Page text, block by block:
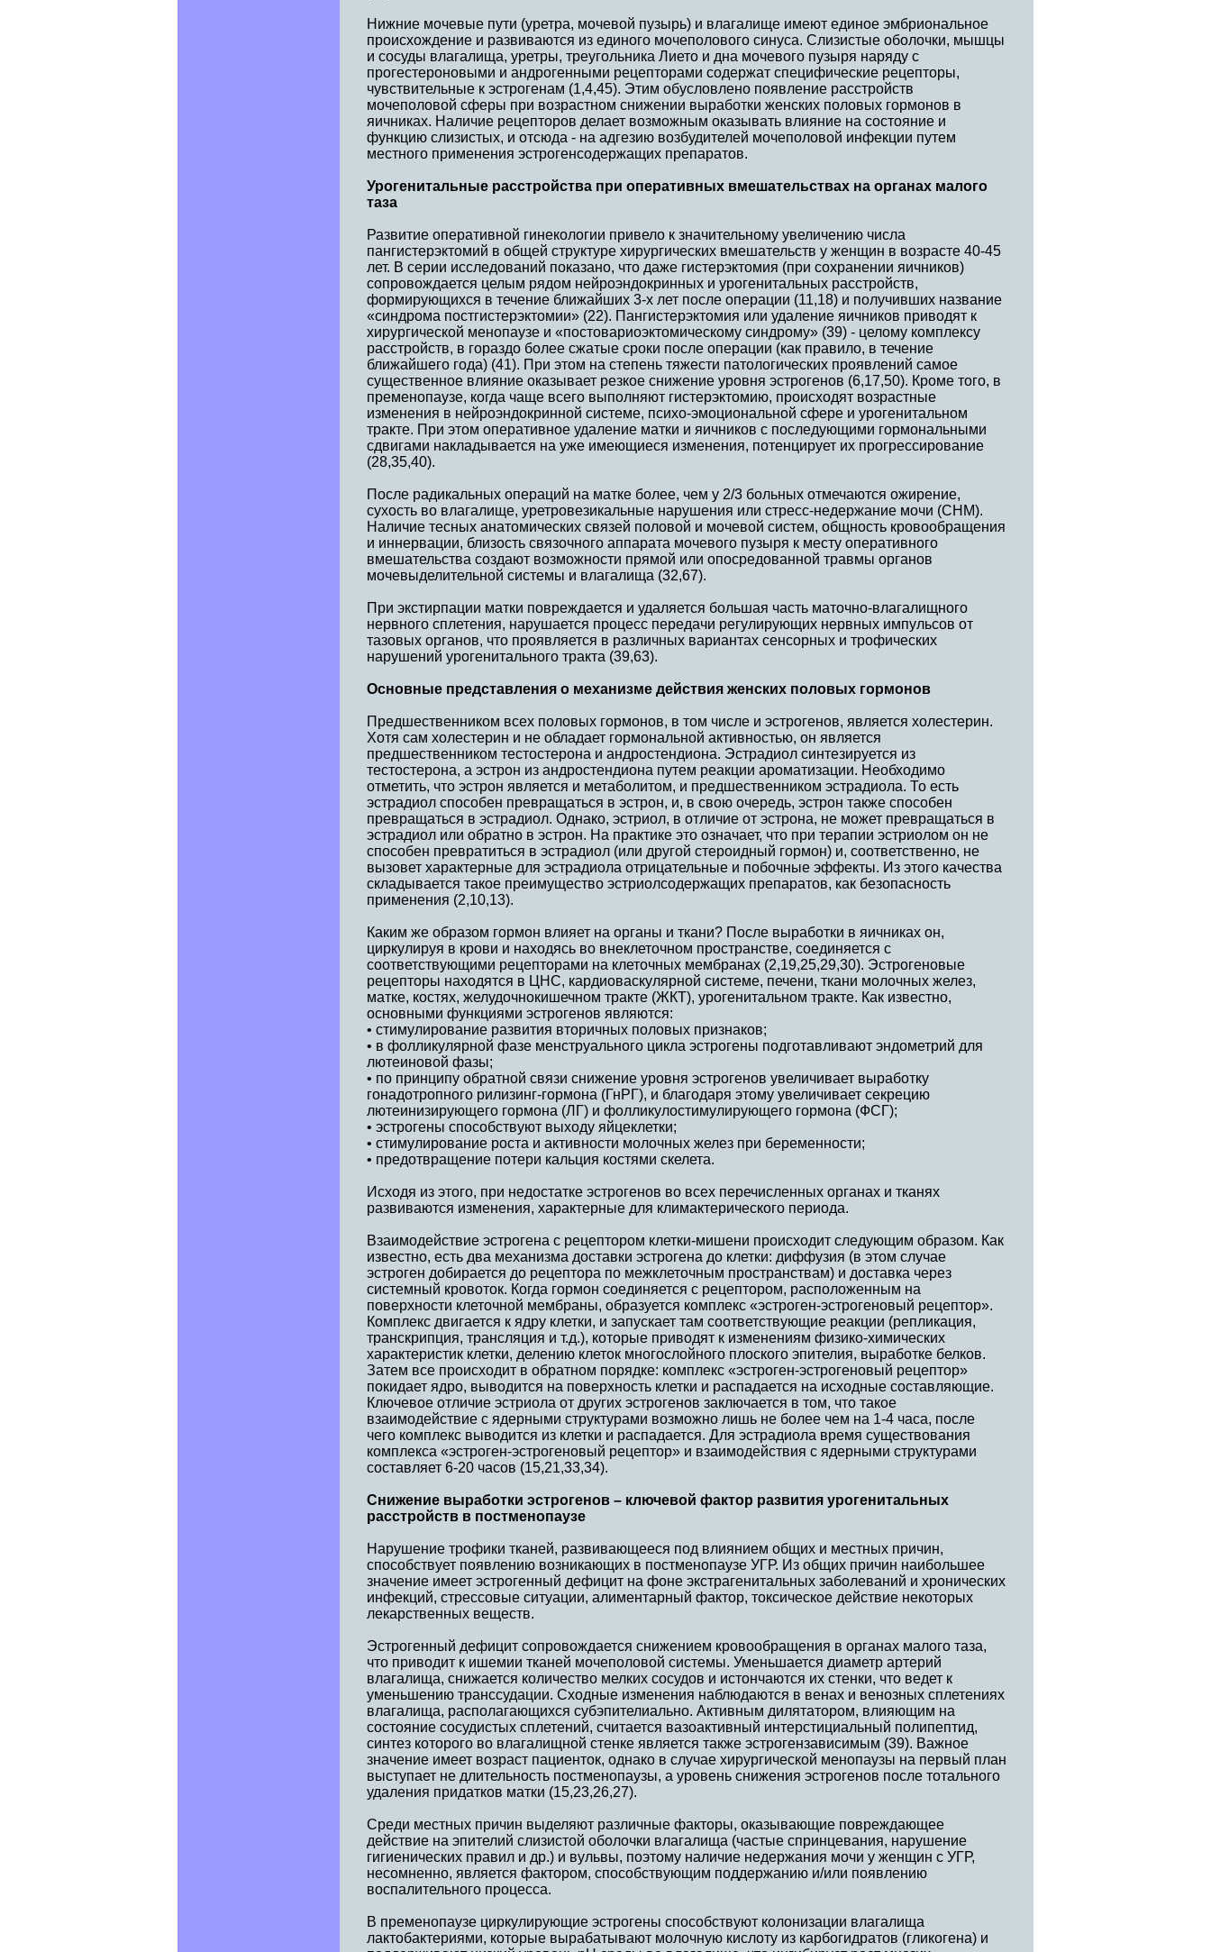
Нижние мочевые пути (уретра, мочевой пузырь) и влагалище имеют единое эмбриональное
происхождение и развиваются из единого мочеполового синуса. Слизистые оболочки, мышцы
и сосуды влагалища, уретры, треугольника Лието и дна мочевого пузыря наряду с
прогестероновыми и андрогенными рецепторами содержат специфические рецепторы,
чувствительные к эстрогенам (1,4,45). Этим обусловлено появление расстройств
мочеполовой сферы при возрастном снижении выработки женских половых гормонов в
яичниках. Наличие рецепторов делает возможным оказывать влияние на состояние и
функцию слизистых, и отсюда - на адгезию возбудителей мочеполовой инфекции путем
местного применения эстрогенсодержащих препаратов.
Урогенитальные расстройства при оперативных вмешательствах на органах малого
таза
Развитие оперативной гинекологии привело к значительному увеличению числа
пангистерэктомий в общей структуре хирургических вмешательств у женщин в возрасте 40-45
лет. В серии исследований показано, что даже гистерэктомия (при сохранении яичников)
сопровождается целым рядом нейроэндокринных и урогенитальных расстройств,
формирующихся в течение ближайших 3-х лет после операции (11,18) и получивших название
«синдрома постгистерэктомии» (22). Пангистерэктомия или удаление яичников приводят к
хирургической менопаузе и «постовариоэктомическому синдрому» (39) - целому комплексу
расстройств, в гораздо более сжатые сроки после операции (как правило, в течение
ближайшего года) (41). При этом на степень тяжести патологических проявлений самое
существенное влияние оказывает резкое снижение уровня эстрогенов (6,17,50). Кроме того, в
пременопаузе, когда чаще всего выполняют гистерэктомию, происходят возрастные
изменения в нейроэндокринной системе, психо-эмоциональной сфере и урогенитальном
тракте. При этом оперативное удаление матки и яичников с последующими гормональными
сдвигами накладывается на уже имеющиеся изменения, потенцирует их прогрессирование
(28,35,40).
После радикальных операций на матке более, чем у 2/3 больных отмечаются ожирение,
сухость во влагалище, уретровезикальные нарушения или стресс-недержание мочи (СНМ).
Наличие тесных анатомических связей половой и мочевой систем, общность кровообращения
и иннервации, близость связочного аппарата мочевого пузыря к месту оперативного
вмешательства создают возможности прямой или опосредованной травмы органов
мочевыделительной системы и влагалища (32,67).
При экстирпации матки повреждается и удаляется большая часть маточно-влагалищного
нервного сплетения, нарушается процесс передачи регулирующих нервных импульсов от
тазовых органов, что проявляется в различных вариантах сенсорных и трофических
нарушений урогенитального тракта (39,63).
Основные представления о механизме действия женских половых гормонов
Предшественником всех половых гормонов, в том числе и эстрогенов, является холестерин.
Хотя сам холестерин и не обладает гормональной активностью, он является
предшественником тестостерона и андростендиона. Эстрадиол синтезируется из
тестостерона, а эстрон из андростендиона путем реакции ароматизации. Необходимо
отметить, что эстрон является и метаболитом, и предшественником эстрадиола. То есть
эстрадиол способен превращаться в эстрон, и, в свою очередь, эстрон также способен
превращаться в эстрадиол. Однако, эстриол, в отличие от эстрона, не может превращаться в
эстрадиол или обратно в эстрон. На практике это означает, что при терапии эстриолом он не
способен превратиться в эстрадиол (или другой стероидный гормон) и, соответственно, не
вызовет характерные для эстрадиола отрицательные и побочные эффекты. Из этого качества
складывается такое преимущество эстриолсодержащих препаратов, как безопасность
применения (2,10,13).
Каким же образом гормон влияет на органы и ткани? После выработки в яичниках он,
циркулируя в крови и находясь во внеклеточном пространстве, соединяется с
соответствующими рецепторами на клеточных мембранах (2,19,25,29,30). Эстрогеновые
рецепторы находятся в ЦНС, кардиоваскулярной системе, печени, ткани молочных желез,
матке, костях, желудочнокишечном тракте (ЖКТ), урогенитальном тракте. Как известно,
основными функциями эстрогенов являются:
• стимулирование развития вторичных половых признаков;
• в фолликулярной фазе менструального цикла эстрогены подготавливают эндометрий для
лютеиновой фазы;
• по принципу обратной связи снижение уровня эстрогенов увеличивает выработку
гонадотропного рилизинг-гормона (ГнРГ), и благодаря этому увеличивает секрецию
лютеинизирующего гормона (ЛГ) и фолликулостимулирующего гормона (ФСГ);
• эстрогены способствуют выходу яйцеклетки;
• стимулирование роста и активности молочных желез при беременности;
• предотвращение потери кальция костями скелета.
Исходя из этого, при недостатке эстрогенов во всех перечисленных органах и тканях
развиваются изменения, характерные для климактерического периода.
Взаимодействие эстрогена с рецептором клетки-мишени происходит следующим образом. Как
известно, есть два механизма доставки эстрогена до клетки: диффузия (в этом случае
эстроген добирается до рецептора по межклеточным пространствам) и доставка через
системный кровоток. Когда гормон соединяется с рецептором, расположенным на
поверхности клеточной мембраны, образуется комплекс «эстроген-эстрогеновый рецептор».
Комплекс двигается к ядру клетки, и запускает там соответствующие реакции (репликация,
транскрипция, трансляция и т.д.), которые приводят к изменениям физико-химических
характеристик клетки, делению клеток многослойного плоского эпителия, выработке белков.
Затем все происходит в обратном порядке: комплекс «эстроген-эстрогеновый рецептор»
покидает ядро, выводится на поверхность клетки и распадается на исходные составляющие.
Ключевое отличие эстриола от других эстрогенов заключается в том, что такое
взаимодействие с ядерными структурами возможно лишь не более чем на 1-4 часа, после
чего комплекс выводится из клетки и распадается. Для эстрадиола время существования
комплекса «эстроген-эстрогеновый рецептор» и взаимодействия с ядерными структурами
составляет 6-20 часов (15,21,33,34).
Снижение выработки эстрогенов – ключевой фактор развития урогенитальных
расстройств в постменопаузе
Нарушение трофики тканей, развивающееся под влиянием общих и местных причин,
способствует появлению возникающих в постменопаузе УГР. Из общих причин наибольшее
значение имеет эстрогенный дефицит на фоне экстрагенитальных заболеваний и хронических
инфекций, стрессовые ситуации, алиментарный фактор, токсическое действие некоторых
лекарственных веществ.
Эстрогенный дефицит сопровождается снижением кровообращения в органах малого таза,
что приводит к ишемии тканей мочеполовой системы. Уменьшается диаметр артерий
влагалища, снижается количество мелких сосудов и истончаются их стенки, что ведет к
уменьшению транссудации. Сходные изменения наблюдаются в венах и венозных сплетениях
влагалища, располагающихся субэпителиально. Активным дилятатором, влияющим на
состояние сосудистых сплетений, считается вазоактивный интерстициальный полипептид,
синтез которого во влагалищной стенке является также эстрогензависимым (39). Важное
значение имеет возраст пациенток, однако в случае хирургической менопаузы на первый план
выступает не длительность постменопаузы, а уровень снижения эстрогенов после тотального
удаления придатков матки (15,23,26,27).
Среди местных причин выделяют различные факторы, оказывающие повреждающее
действие на эпителий слизистой оболочки влагалища (частые спринцевания, нарушение
гигиенических правил и др.) и вульвы, поэтому наличие недержания мочи у женщин с УГР,
несомненно, является фактором, способствующим поддержанию и/или появлению
воспалительного процесса.
В пременопаузе циркулирующие эстрогены способствуют колонизации влагалища
лактобактериями, которые вырабатывают молочную кислоту из карбогидратов (гликогена) и